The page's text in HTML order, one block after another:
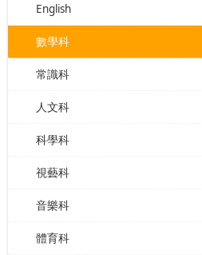
English
數學科
常識科
人文科
科學科
視藝科
音樂科
體育科